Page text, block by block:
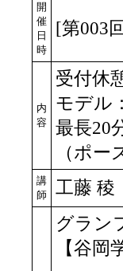
開
催
日
時
[第003
内
容
受付休
モデル
最長20
（ポ
講
師
工藤 稜
グラン
【谷